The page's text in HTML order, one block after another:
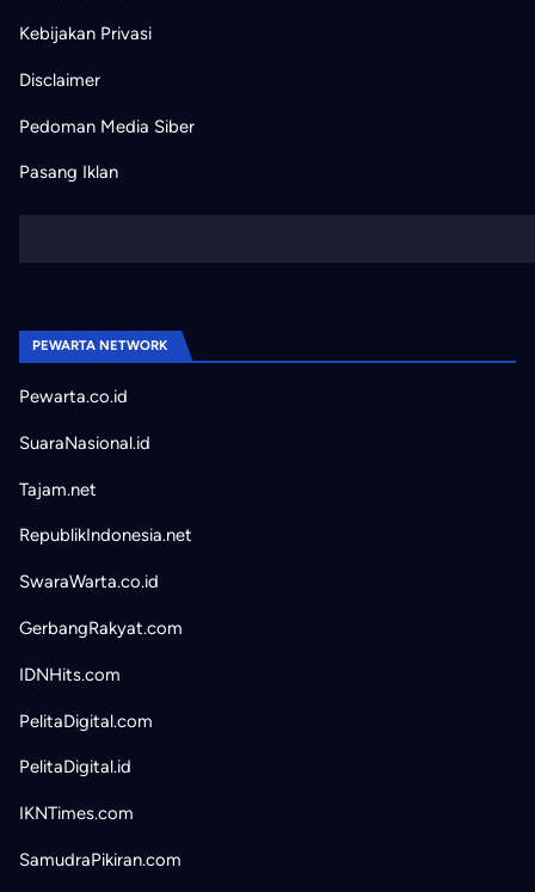
Kebijakan Privasi
Disclaimer
Pedoman Media Siber
Pasang Iklan
PEWARTA NETWORK
Pewarta.co.id
SuaraNasional.id
Tajam.net
RepublikIndonesia.net
SwaraWarta.co.id
GerbangRakyat.com
IDNHits.com
PelitaDigital.com
PelitaDigital.id
IKNTimes.com
SamudraPikiran.com